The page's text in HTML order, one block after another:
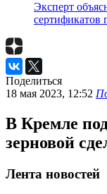
Эксперт
сертификатов
Поделиться
18 мая 2023, 12:52
В Кремле
зерновой
Лента новостей